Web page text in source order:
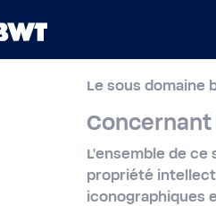
AANMAKEN
ACCOUNT REGISTREREN
Le sous domaine
L'ensemble de
propriété
iconographiques